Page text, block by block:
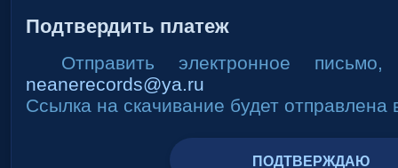
Подтвердить платеж
Отправить электронное
neanerecords@ya.ru
Ссылка на скачивание будет отправлена
ПОДТВЕРЖДАЮ